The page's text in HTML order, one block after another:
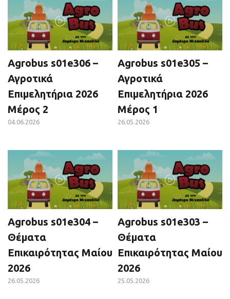
Agrobus s01e306 –
Αγροτικά
Επιμελητήρια 2026
Μέρος 2
04.06.2026
Agrobus s01e305 –
Αγροτικά
Επιμελητήρια 2026
Μέρος 1
26.05.2026
Agrobus s01e304 –
Θέματα
Επικαιρότητας Μαίου
2026
26.05.2026
Agrobus s01e303 –
Θέματα
Επικαιρότητας Μαίου
2026
25.05.2026